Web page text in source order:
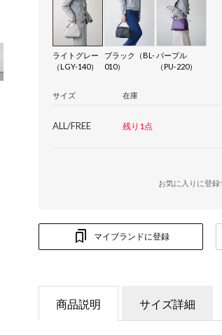
ライトグレー
（LGY-140）
ブラック（BL-
010）
パープル
（PU-220）
サイズ 在庫
ALL/FREE 残り1点
お気に入りに登録
マイブランドに登録
商品説明 サイズ詳細